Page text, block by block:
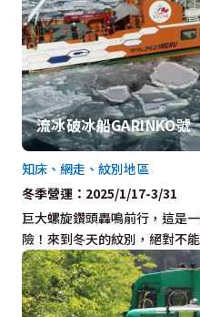
流冰破冰船GARINKO號
巨大螺旋鑽頭轟鳴前行，這是
險！來到冬天的紋別，絕對不
知床、網走、紋別地區
冬季營運：2025/1/17-3/31